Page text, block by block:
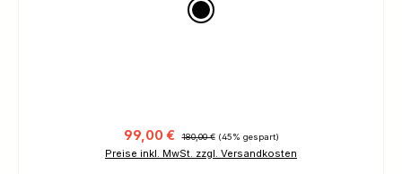
Verkaufspreis:
99,00 € 180,00 € (45% gespart)
Preise inkl. MwSt. zzgl. Versandkosten